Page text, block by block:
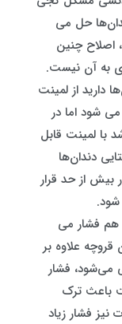
حل می‌
اصلاح چنین
به آن نیست.
دارید از لمینت
شود اما در
با لمینت قابل
دندان‌ها
از حد قرار
شود.
هم فشار می‌
علاوه ‌بر
می‌شود، فشار
باعث ترک
فشار زیاد